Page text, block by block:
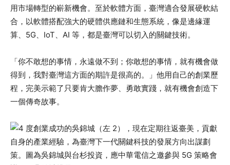
用市場轉型的嶄新機會。至於軟體方面，臺灣適合發展硬軟結
合，以軟體搭配強大的硬體供應鏈和生態系統，像是邊緣運
算、5G、IoT、AI 等，都是臺灣可以切入的關鍵技術。
「你不敢想的事情，永遠做不到；你敢想的事情，就有機會做
得到，我對臺灣這方面的期許是很高的。」他用自己的創業歷
程，完美示範了只要肯大膽作夢、勇敢實踐，就有機會創造下
一個傳奇故事。